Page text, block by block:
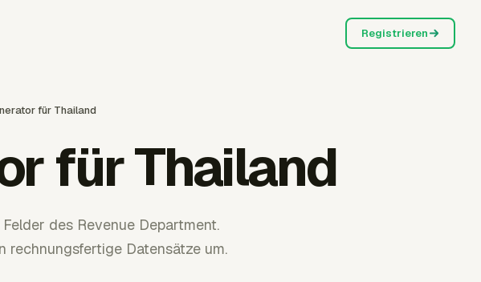
Registrieren
für Thailand
für Thailand
des Revenue Department.
rechnungsfertige Datensätze um.